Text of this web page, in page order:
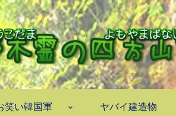
笑い韓国軍 ヤバイ建造物